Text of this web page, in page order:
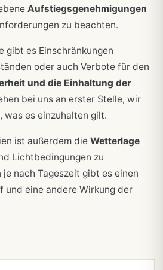
Aufstiegsgenehmigungen
zu beachten.
gibt es Einschränkungen
oder auch Verbote für den
und die Einhaltung der
bei uns an erster Stelle, wir
was es einzuhalten gilt.
ist außerdem die Wetterlage
Lichtbedingungen zu
nach Tageszeit gibt es einen
eine andere Wirkung der